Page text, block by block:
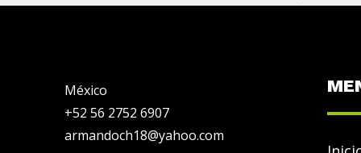
México
+52 56 2752 6907
armandoch18@yahoo.com